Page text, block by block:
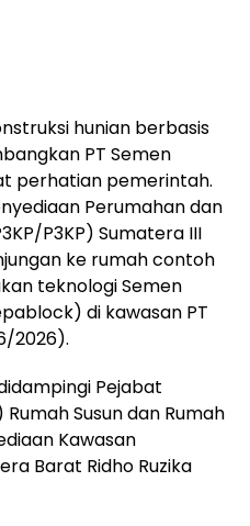
hunian berbasis
PT Semen
perhatian pemerintah.
Perumahan dan
P3KP) Sumatera III
ke rumah contoh
teknologi Semen
di kawasan PT
2026).
Pejabat
Susun dan Rumah
Kawasan
Barat Ridho Ruzika